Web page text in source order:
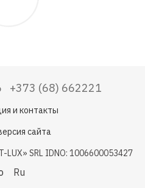
+373 (68) 662221
и контакты
сайта
LUX» SRL IDNO: 1006600053427
Ru